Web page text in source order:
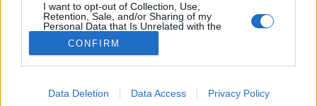
I want to opt-out of Collection, Use,
Retention, Sale, and/or Sharing of my
Personal Data that Is Unrelated with the
Purposes for which it was collected.
Opted Out
CONFIRM
Data Deletion Data Access Privacy Policy
2023. május 30. 22:04
Küldés Küldés Messengeren